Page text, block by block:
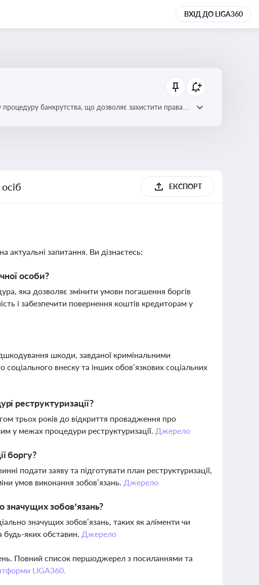
ВХІД ДО LIGA360
процедуру банкрутства, що дозволяє захистити права
ЕКСПОРТ
актуальні запитання. Ви дізнаєтесь:
особи?
яка дозволяє змінити умови погашення боргів
і забезпечити повернення коштів кредиторам у
шкоди, завданої кримінальними
внеску та інших обов’язкових соціальних
реструктуризації?
трьох років до відкриття провадження про
у межах процедури реструктуризації. Джерело
боргу?
подати заяву та підготувати план реструктуризації,
умов виконання зобов’язань. Джерело
значущих зобов’язань?
значущих зобов’язань, таких як аліменти чи
будь-яких обставин. Джерело
Повний список першоджерел з посиланнями та
LIGA360.